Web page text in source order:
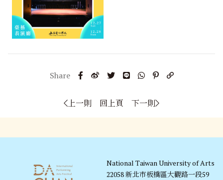
上一則 回上頁 下一則
National Taiwan University of Arts
22058 新北市板橋區大觀路一段59